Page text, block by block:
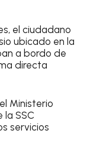
el ciudadano
ubicado en la
a bordo de
directa
Ministerio
la SSC
servicios